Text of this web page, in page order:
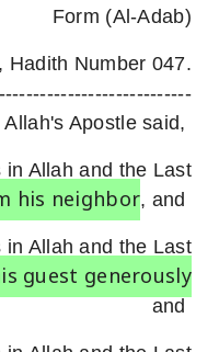
Form (Al-Adab)
Hadith Number 047.
Apostle said,
Allah and the Last
his neighbor, and
Allah and the Last
guest generously
and